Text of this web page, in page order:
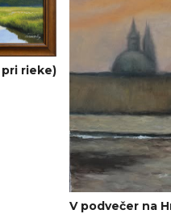
rieke)
V podvečer na